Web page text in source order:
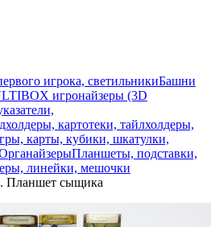
игрока, светильникиБашни
игронайзеры (3D
картотеки, тайлхолдеры,
карты, кубики, шкатулки,
Планшеты, подставки,
линейки, мешочки
Планшет сыщика